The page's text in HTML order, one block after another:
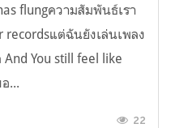
flungความสัมพันธ์เรา
recordsแต่ฉันยังเล่นเพลง
You still feel like
...
22